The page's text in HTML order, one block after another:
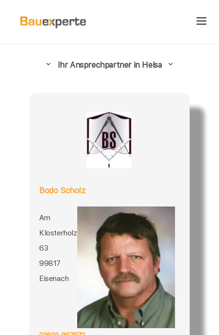
Ihr Ansprechpartner in Helsa
Bodo Scholz
Am
Klosterholz
63
99817
Eisenach